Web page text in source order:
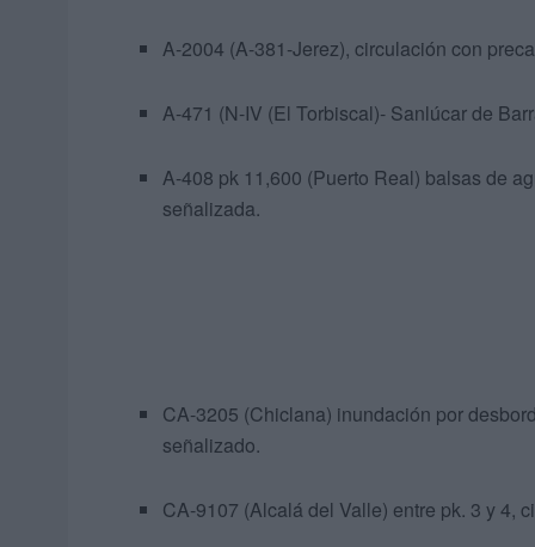
A-2004 (A-381-Jerez), circulación con
A-471 (N-IV (El Torbiscal)- Sanlúcar de
A-408 pk 11,600 (Puerto Real) balsas de
señalizada.
CA-3205 (Chiclana) inundación por
señalizado.
CA-9107 (Alcalá del Valle) entre pk. 3 y 4,